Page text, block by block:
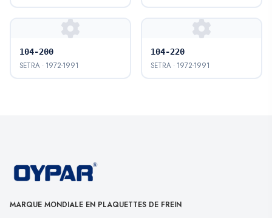
104-200
SETRA · 1972-1991
104-220
SETRA · 1972-1991
MARQUE MONDIALE EN PLAQUETTES DE FREIN